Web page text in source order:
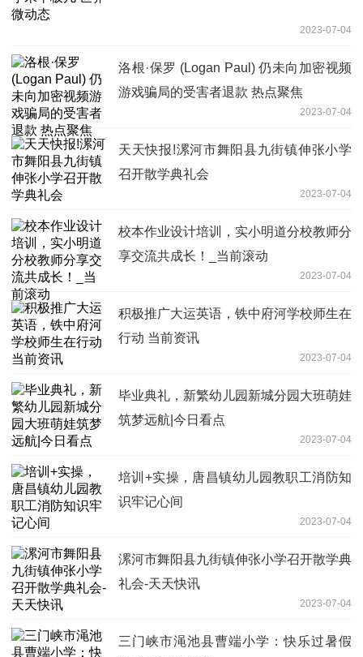
2023-07-04
洛根·保罗 (Logan Paul) 仍未向加密视频
游戏骗局的受害者退款 热点聚焦
2023-07-04
天天快报!漯河市舞阳县九街镇伸张小学
召开散学典礼会
2023-07-04
校本作业设计培训，实小明道分校教师分
享交流共成长！_当前滚动
2023-07-04
积极推广大运英语，铁中府河学校师生在
行动 当前资讯
2023-07-04
毕业典礼，新繁幼儿园新城分园大班萌娃
筑梦远航|今日看点
2023-07-04
培训+实操，唐昌镇幼儿园教职工消防知
识牢记心间
2023-07-04
漯河市舞阳县九街镇伸张小学召开散学典
礼会-天天快讯
2023-07-04
三门峡市渑池县曹端小学：快乐过暑假